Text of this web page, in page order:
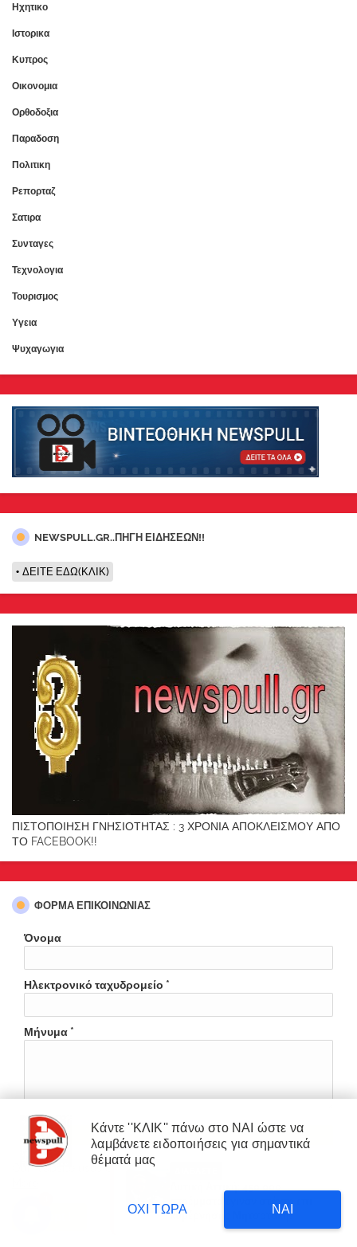
Ηχητικο
Ιστορικα
Κυπρος
Οικονομια
Ορθοδοξια
Παραδοση
Πολιτικη
Ρεπορταζ
Σατιρα
Συνταγες
Τεχνολογια
Τουρισμος
Υγεια
Ψυχαγωγια
NEWSPULL.GR..ΠΗΓΗ ΕΙΔΗΣΕΩΝ!!
ΔΕΙΤΕ ΕΔΩ(ΚΛΙΚ)
ΠΙΣΤΟΠΟΙΗΣΗ ΓΝΗΣΙΟΤΗΤΑΣ : 3 ΧΡΟΝΙΑ ΑΠΟΚΛΕΙΣΜΟΥ ΑΠΟ
ΤΟ FACEBOOK!!
ΦΌΡΜΑ ΕΠΙΚΟΙΝΩΝΊΑΣ
Όνομα
Ηλεκτρονικό ταχυδρομείο *
Μήνυμα *
στρέμματα έγιναν στάχτη επι
κυβέρνησης Μητσοτάκη!
Our website uses cookies to enhance your experience.
Κάντε ''ΚΛΙΚ'' πάνω στο ΝΑΙ ώστε να
λαμβάνετε ειδοποιήσεις για σημαντικά
θέματά μας
ΝΑΙ
ΟΧΙ ΤΩΡΑ